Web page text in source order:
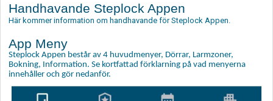
Handhavande Steplock Appen
Här kommer information om handhavande för Steplock Appen.
App Meny
Steplock Appen består av 4 huvudmenyer, Dörrar, Larmzoner,
Bokning, Information. Se kortfattad förklarning på vad menyerna
innehåller och gör nedanför.